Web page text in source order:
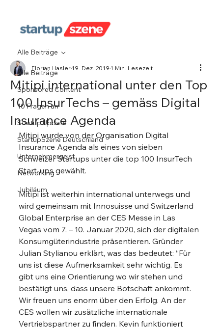
Alle Beiträge
Sponsored Content
10 Fragen an
Startup Update
StartupSzene Deutschland
Unternehmergeist
Networking
Jubiläum
Alle Beiträge
Mitipi international unter den Top
100 InsurTechs – gemäss Digital
Insurance Agenda
Florian Hasler19. Dez. 20191 Min. Lesezeit
Mitipi wurde von der Organisation Digital
Insurance Agenda als eines von sieben
Schweizer Startups unter die top 100 InsurTech
Start-ups gewählt.
Mitipi ist weiterhin international unterwegs und
wird gemeinsam mit Innosuisse und Switzerland
Global Enterprise an der CES Messe in Las
Vegas vom 7. – 10. Januar 2020, sich der digitalen
Konsumgüterindustrie präsentieren. Gründer
Julian Stylianou erklärt, was das bedeutet: “Für
uns ist diese Aufmerksamkeit sehr wichtig. Es
gibt uns eine Orientierung wo wir stehen und
bestätigt uns, dass unsere Botschaft ankommt.
Wir freuen uns enorm über den Erfolg. An der
CES wollen wir zusätzliche internationale
Vertriebspartner zu finden. Kevin funktioniert